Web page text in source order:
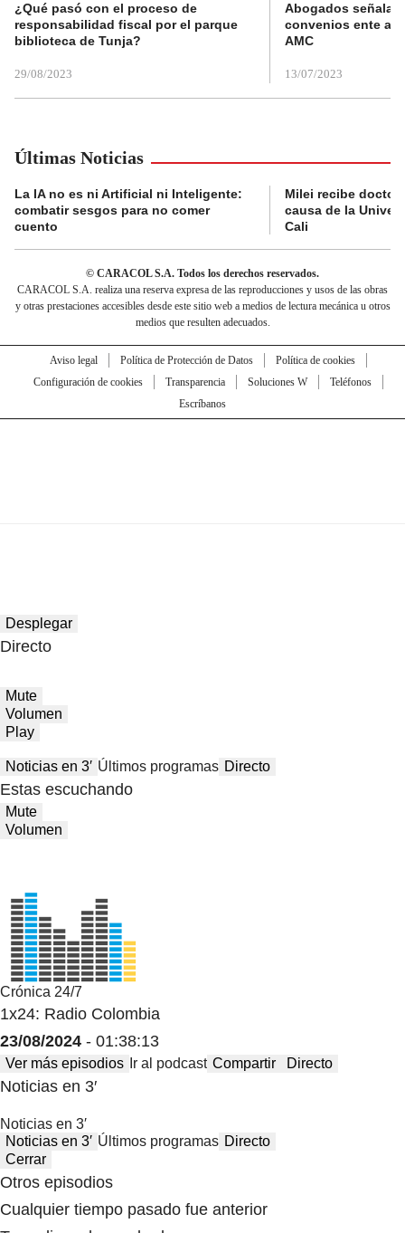
¿Qué pasó con el proceso de
responsabilidad fiscal por el parque
biblioteca de Tunja?
29/08/2023
Abogados
convenios ente
AMC
13/07/2023
Últimas Noticias
La IA no es ni Artificial ni Inteligente:
combatir sesgos para no comer
cuento
Milei recibe
causa de la
Cali
© CARACOL S.A. Todos los derechos reservados.
CARACOL S.A. realiza una reserva expresa de las reproducciones y usos de las obras
y otras prestaciones accesibles desde este sitio web a medios de lectura mecánica u otros
medios que resulten adecuados.
Aviso legal Política de Protección de Datos
Política de cookies
Configuración de cookies
Transparencia Soluciones W
Teléfonos
Escríbanos
Desplegar
Directo
Mute
Volumen
Play
Noticias en 3′ Últimos programas Directo
Estas escuchando
Mute
Volumen
Crónica 24/7
1x24: Radio Colombia
23/08/2024 - 01:38:13
Ver más episodios Ir al podcast Compartir Directo
Noticias en 3′
Noticias en 3′
Noticias en 3′ Últimos programas Directo
Cerrar
Otros episodios
Cualquier tiempo pasado fue anterior